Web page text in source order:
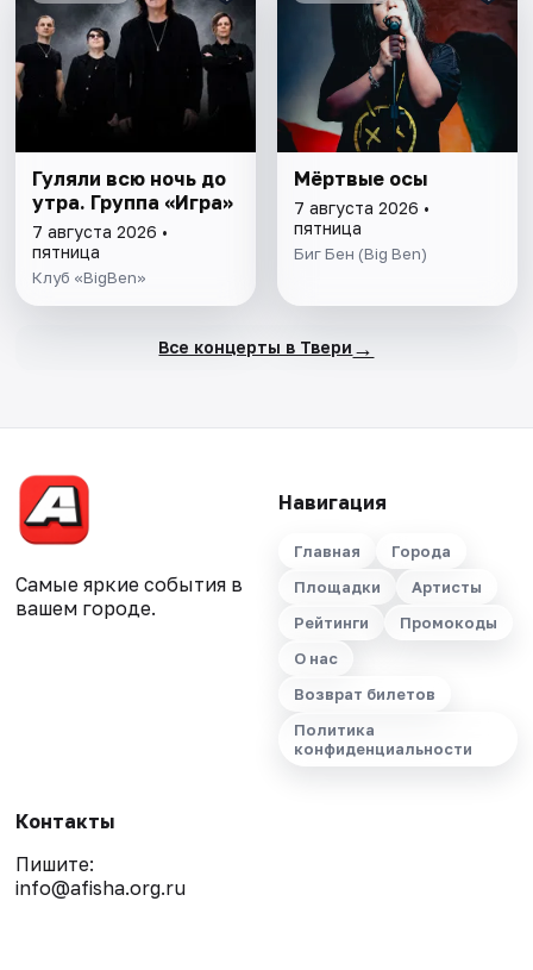
Гуляли всю ночь до
утра. Группа «Игра»
7 августа 2026 •
пятница
Клуб «BigBen»
Мёртвые осы
7 августа 2026 •
пятница
Биг Бен (Big Ben)
Все концерты в Твери →
Самые яркие события в
вашем городе.
Навигация
Главная
Города
Площадки
Артисты
Рейтинги
Промокоды
О нас
Возврат билетов
Политика
конфиденциальности
Контакты
Пишите:
info@afisha.org.ru